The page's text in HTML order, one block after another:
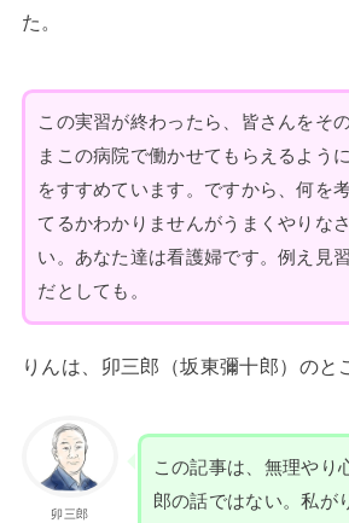
た。
この実習が終わったら、皆さんをそ
まこの病院で働かせてもらえるよう
をすすめています。ですから、何を考
てるかわかりませんがうまくやりなさ
い。あなた達は看護婦です。例え見
だとしても。
りんは、卯三郎（坂東彌十郎）のと
卯三郎
この記事は、無理やり
郎の話ではない。私が